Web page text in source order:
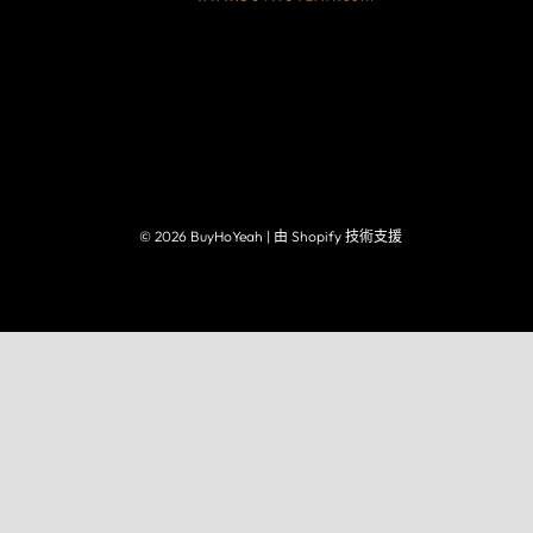
© 2026 BuyHoYeah | 由 Shopify 技術支援